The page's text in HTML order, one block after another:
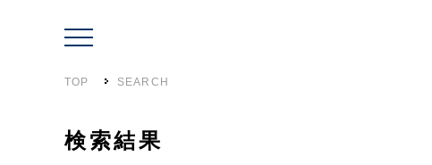
TOP SEARCH
検索結果